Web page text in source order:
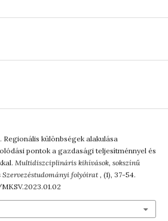
Regionális különbségek alakulása
pontok a gazdasági teljesítménnyel és
Multidiszciplináris kihívások, sokszínű
Szervezéstudományi folyóirat, (1), 37-54.